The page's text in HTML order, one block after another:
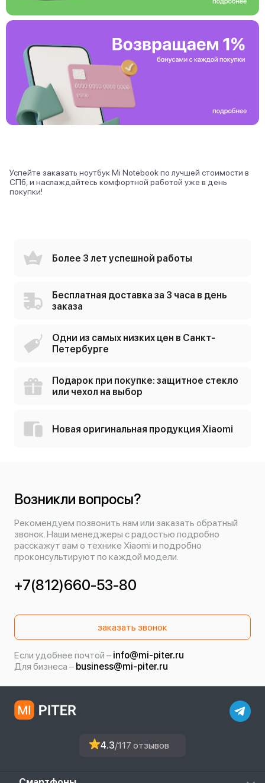
Успейте заказать ноутбук Mi Notebook по лучшей стоимости в
СПб, и наслаждайтесь комфортной работой уже в день
покупки!
Более 3 лет успешной работы
Бесплатная доставка за 3 часа в день
заказа
Одни из самых низких цен в Санкт-
Петербурге
Подарок при покупке: защитное стекло
или чехол на выбор
Новая оригинальная продукция Xiaomi
Возникли вопросы?
Рекомендуем позвонить нам или заказать обратный
звонок. Наши менеджеры с радостью подробно
расскажут вам о технике Xiaomi и подробно
проконсультируют по каждой модели.
+7(812)660-53-80
заказать звонок
Если удобнее почтой – info@mi-piter.ru
Для бизнеса – business@mi-piter.ru
4.3/117 отзывов